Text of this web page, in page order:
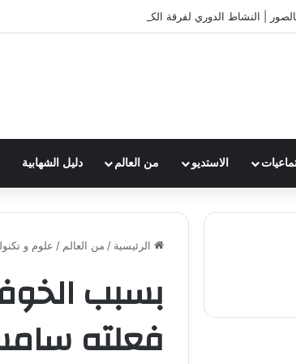
| النشاط الدوري لفرقة الكشافة في فوج الامام الصادق (ع)
الاستديو من العالم دليل الشهابية
الرئيسية / من العالم / علوم و
بسبب
فعلته